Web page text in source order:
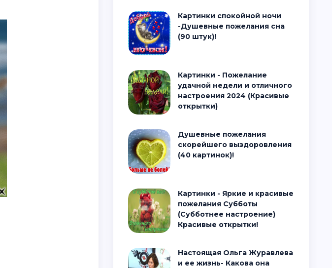
Картинки спокойной ночи
-Душевные пожелания сна
(90 штук)!
Картинки - Пожелание
удачной недели и отличного
настроения 2024 (Красивые
открытки)
Душевные пожелания
скорейшего выздоровления
(40 картинок)!
Картинки - Яркие и красивые
пожелания Субботы
(Субботнее настроение)
Красивые открытки!
Настоящая Ольга Журавлева
и ее жизнь- Какова она